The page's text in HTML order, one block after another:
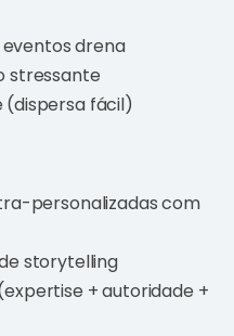
eventos drena
stressante
(dispersa fácil)
personalizadas com
storytelling
+ autoridade +